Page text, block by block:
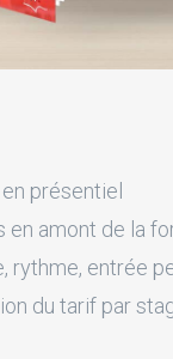
présentiel
en amont de la
entrée
du tarif par